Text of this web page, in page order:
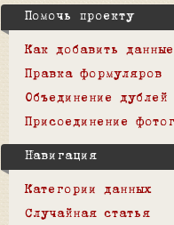
Помочь проекту
Как добавить данные
Правка формуляров
Объединение дублей
Присоединение
Навигация
Категории данных
Случайная статья